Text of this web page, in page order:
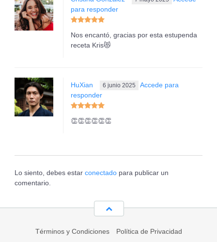
para responder
Nos encantó, gracias por esta estupenda
receta Kris😻
HuXian 6 junio 2025
Accede para
responder
👏👏👏👏👏👏
Lo siento, debes estar conectado para publicar un
comentario.
Términos y Condiciones Política de Privacidad